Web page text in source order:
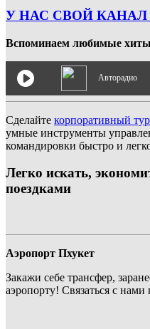
У НАС СВОЙ КАНАЛ
Вспоминаем любимые хиты
Авторадио
Сделайте корпоративный
умные инструменты
командировки быстро и
Легко искать,
поездками
Аэропорт Пхукет
Закажи себе трансфер,
аэропорту! Связаться с